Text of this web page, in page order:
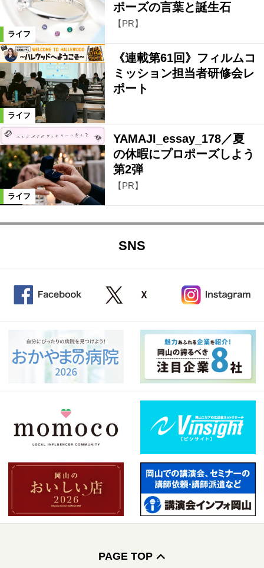
ライフ
ポーズの言葉と誕生石
【PR】
ライフ
《連載第61回》フィルムコ
ミッション担当者研修会レ
ポート
ライフ
YAMAJI_essay_178／夏
の休暇にプロポーズしよう
第2弾
【PR】
SNS
PAGE TOP